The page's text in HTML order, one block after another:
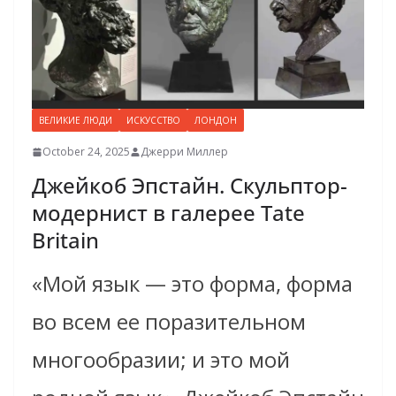
ВЕЛИКИЕ ЛЮДИ ИСКУССТВО ЛОНДОН
October 24, 2025 Джерри Миллер
Джейкоб Эпстайн. Скульптор-
модернист в галерее Tate
Britain
«Мой язык — это форма, форма
во всем ее поразительном
многообразии; и это мой